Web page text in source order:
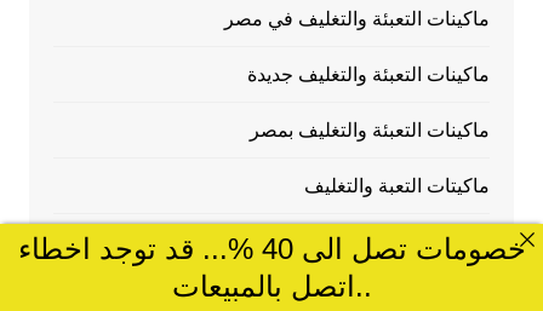
ماكينات التعبئة والتغليف في مصر
ماكينات التعبئة والتغليف جديدة
ماكينات التعبئة والتغليف بمصر
ماكيتات التعبة والتغليف
ماكنات تعبئه وتغيليف
ماكنات تعبئه وتغيليف مصرية
خصومات تصل الى 40 %... قد توجد اخطاء
..اتصل بالمبيعات